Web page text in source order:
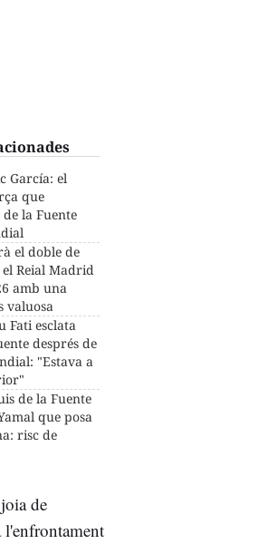
García: el
que
la Fuente
el doble de
Reial Madrid
amb una
valuosa
Fati esclata
després de
"Estava a
de la Fuente
que posa
risc de
de
l'enfrontament